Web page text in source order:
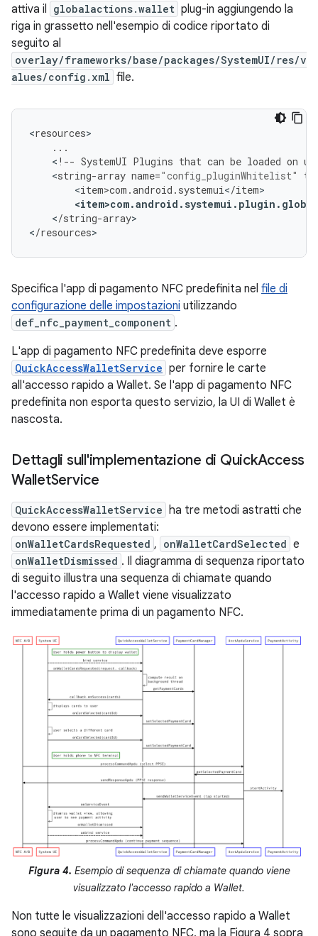
attiva il
globalactions.wallet plug-in aggiungendo la
riga in grassetto nell'esempio di codice riportato di
seguito al
overlay/frameworks/base/packages/SystemUI/res/v
alues/config.xml file.
<resources
...
< !-- SystemUI Plugins that can be loaded on
<string-array name="config_pluginWhitelist"
<item>com .android . systemui</item
<item>com.android .systemui . plugin .
</string-array>
</resources>
Specifica l'app di pagamento NFC predefinita nel file di
configurazione delle impostazioni utilizzando
def_nfc_payment_component .
L'app di pagamento NFC predefinita deve esporre
QuickAccessWalletService per fornire le carte
all'accesso rapido a Wallet. Se l'app di pagamento NFC
predefinita non esporta questo servizio, la UI di Wallet è
nascosta.
Dettagli sull'implementazione di QuickAccess
WalletService
QuickAccessWalletService
ha tre metodi astratti che
devono essere implementati:
onWalletCardsRequested , onWalletCardSelected e
onWalletDismissed . Il diagramma di sequenza riportato
di seguito illustra una sequenza di chiamate quando
l'accesso rapido a Wallet viene visualizzato
immediatamente prima di un pagamento NFC.
Figura 4. Esempio di sequenza di chiamate quando viene
visualizzato l'accesso rapido a Wallet.
Non tutte le visualizzazioni dell'accesso rapido a Wallet
sono seguite da un pagamento NFC, ma la Figura 4 sopra